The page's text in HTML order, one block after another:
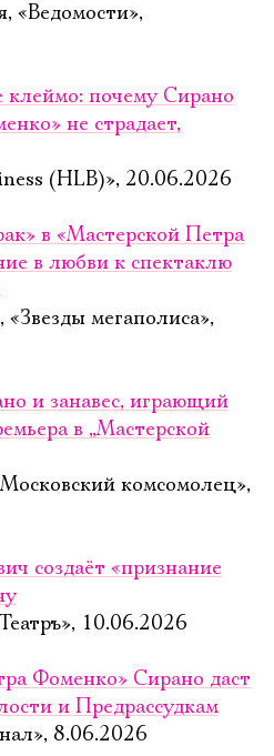
«Ведомости»,
клеймо: почему Сирано
не страдает,
(HLB)», 20.06.2026
в «Мастерской Петра
в любви к спектаклю
мегаполиса»,
и занавес, играющий
в „Мастерской
комсомолец»,
создаёт «признание
10.06.2026
Фоменко» Сирано даст
и Предрассудкам
8.06.2026